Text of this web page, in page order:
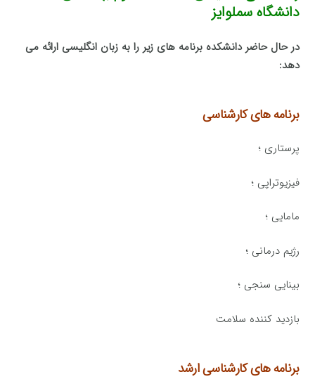
دانشگاه سملوایز
در حال حاضر دانشکده برنامه های زیر را به زبان انگلیسی ارائه می
دهد:
برنامه های کارشناسی
پرستاری ؛
فیزیوتراپی ؛
مامایی ؛
رژیم درمانی ؛
بینایی سنجی ؛
بازدید کننده سلامت
برنامه های کارشناسی ارشد